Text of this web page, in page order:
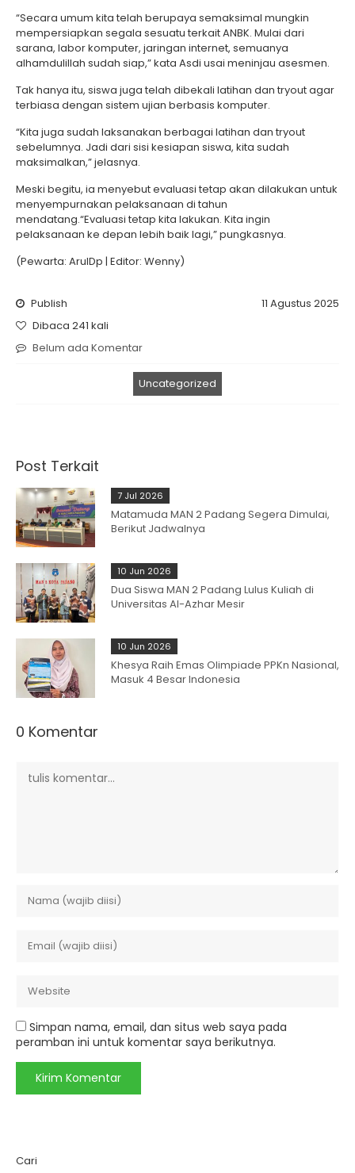
“Secara umum kita telah berupaya semaksimal mungkin
mempersiapkan segala sesuatu terkait ANBK. Mulai dari
sarana, labor komputer, jaringan internet, semuanya
alhamdulillah sudah siap,” kata Asdi usai meninjau asesmen.
Tak hanya itu, siswa juga telah dibekali latihan dan tryout agar
terbiasa dengan sistem ujian berbasis komputer.
“Kita juga sudah laksanakan berbagai latihan dan tryout
sebelumnya. Jadi dari sisi kesiapan siswa, kita sudah
maksimalkan,” jelasnya.
Meski begitu, ia menyebut evaluasi tetap akan dilakukan untuk
menyempurnakan pelaksanaan di tahun
mendatang.“Evaluasi tetap kita lakukan. Kita ingin
pelaksanaan ke depan lebih baik lagi,” pungkasnya.
(Pewarta: ArulDp | Editor: Wenny)
Publish
11 Agustus 2025
Dibaca 241 kali
Belum ada Komentar
Uncategorized
Post Terkait
7 Jul 2026
Matamuda MAN 2 Padang Segera Dimulai,
Berikut Jadwalnya
10 Jun 2026
Dua Siswa MAN 2 Padang Lulus Kuliah di
Universitas Al-Azhar Mesir
10 Jun 2026
Khesya Raih Emas Olimpiade PPKn Nasional,
Masuk 4 Besar Indonesia
0 Komentar
Simpan nama, email, dan situs web saya pada
peramban ini untuk komentar saya berikutnya.
Cari